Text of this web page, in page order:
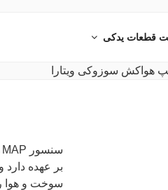
قطعات یدکی
سوخت و هوا